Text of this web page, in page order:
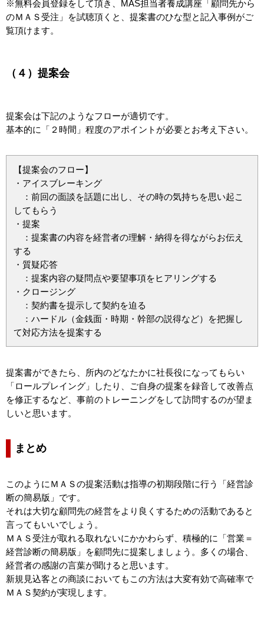
※無料会員登録をして頂き、MAS担当者養成講座「顧問先から
のＭＡＳ受注」を試聴頂くと、提案書のひな型と記入事例がご
覧頂けます。
（４）提案会
提案会は下記のようなフローが適切です。
基本的に「２時間」程度のアポイントが必要とお考え下さい。
【提案会のフロー】
・アイスブレーキング
：前回の面談を話題に出し、その時の気持ちを思い起こ
してもらう
・提案
：提案書の内容を経営者の理解・納得を得ながらお伝え
する
・質疑応答
：提案内容の疑問点や要望事項をヒアリングする
・クロージング
：契約書を提示して契約を迫る
：ハードル（金銭面・時期・幹部の説得など）を把握し
て対応方法を提案する
提案書ができたら、所内のどなたかに社長役になってもらい
「ロールプレイング」したり、ご自身の提案を録音して改善点
を修正するなど、事前のトレーニングをして訪問するのが望ま
しいと思います。
まとめ
このようにＭＡＳの提案活動は指導の初期段階に行う「経営診
断の簡易版」です。
それは大切な顧問先の経営をより良くするための活動であると
言ってもいいでしょう。
ＭＡＳ受注が取れる取れないにかかわらず、積極的に「営業＝
経営診断の簡易版」を顧問先に提案しましょう。多くの場合、
経営者の感謝の言葉が聞けると思います。
新規見込客との商談においてもこの方法は大変有効で高確率で
ＭＡＳ契約が実現します。